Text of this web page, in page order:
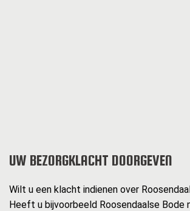
UW BEZORGKLACHT DOORGEVEN
Wilt u een klacht indienen over
Heeft u bijvoorbeeld Roosendaalse Bode